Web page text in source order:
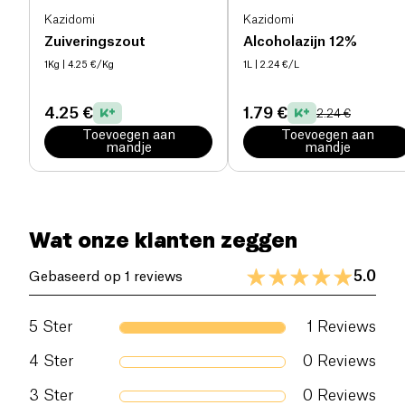
Kazidomi
Zuiveringszout
1Kg | 4.25 €/Kg
4.25 €
Toevoegen aan
mandje
Kazidomi
Alcoholazijn 12%
1L | 2.24 €/L
1.79 € 2.24 €
Toevoegen aan
mandje
Wat onze klanten zeggen
Gebaseerd op 1 reviews 5.0
5 Ster 1 Reviews
4 Ster 0 Reviews
3 Ster 0 Reviews